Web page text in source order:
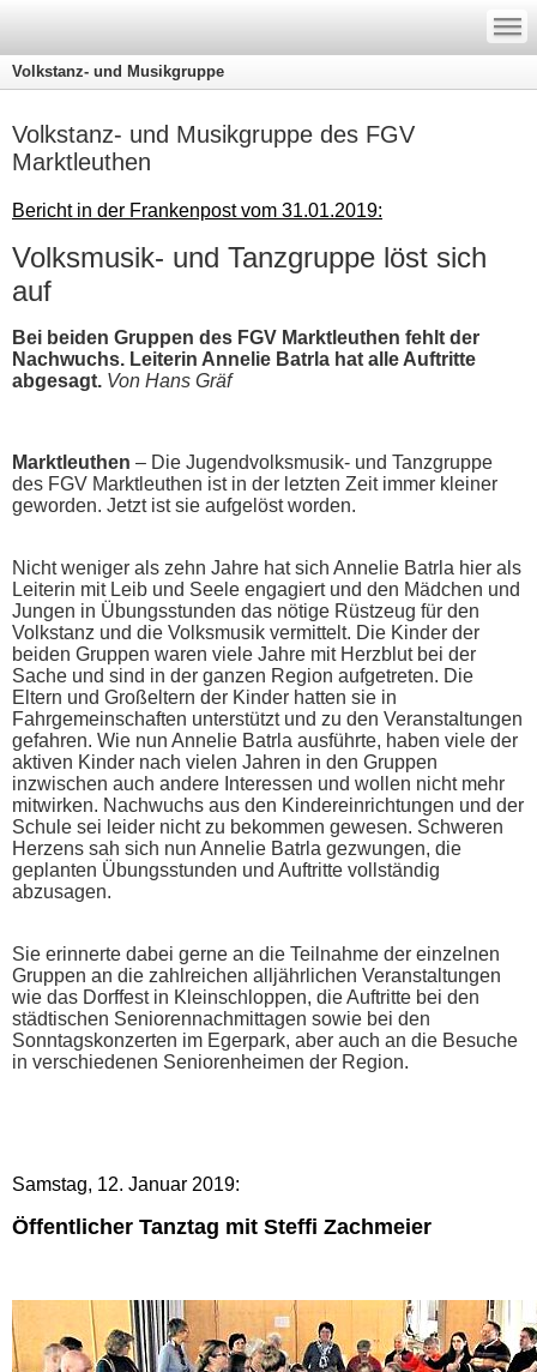
—
—
—
Volkstanz- und Musikgruppe
Volkstanz- und Musikgruppe des FGV
Marktleuthen
Bericht in der Frankenpost vom 31.01.2019:
Volksmusik- und Tanzgruppe löst sich
auf
Bei beiden Gruppen des FGV Marktleuthen fehlt der
Nachwuchs. Leiterin Annelie Batrla hat alle Auftritte
abgesagt. Von Hans Gräf
Marktleuthen – Die Jugendvolksmusik- und Tanzgruppe
des FGV Marktleuthen ist in der letzten Zeit immer kleiner
geworden. Jetzt ist sie aufgelöst worden.
Nicht weniger als zehn Jahre hat sich Annelie Batrla hier als
Leiterin mit Leib und Seele engagiert und den Mädchen und
Jungen in Übungsstunden das nötige Rüstzeug für den
Volkstanz und die Volksmusik vermittelt. Die Kinder der
beiden Gruppen waren viele Jahre mit Herzblut bei der
Sache und sind in der ganzen Region aufgetreten. Die
Eltern und Großeltern der Kinder hatten sie in
Fahrgemeinschaften unterstützt und zu den Veranstaltungen
gefahren. Wie nun Annelie Batrla ausführte, haben viele der
aktiven Kinder nach vielen Jahren in den Gruppen
inzwischen auch andere Interessen und wollen nicht mehr
mitwirken. Nachwuchs aus den Kindereinrichtungen und der
Schule sei leider nicht zu bekommen gewesen. Schweren
Herzens sah sich nun Annelie Batrla gezwungen, die
geplanten Übungsstunden und Auftritte vollständig
abzusagen.
Sie erinnerte dabei gerne an die Teilnahme der einzelnen
Gruppen an die zahlreichen alljährlichen Veranstaltungen
wie das Dorffest in Kleinschloppen, die Auftritte bei den
städtischen Seniorennachmittagen sowie bei den
Sonntagskonzerten im Egerpark, aber auch an die Besuche
in verschiedenen Seniorenheimen der Region.
Samstag, 12. Januar 2019:
Öffentlicher Tanztag mit Steffi Zachmeier